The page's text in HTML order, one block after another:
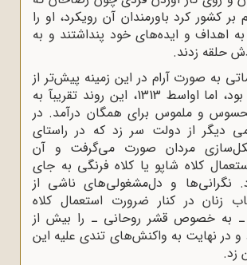
بر کشور کرد باورمندان آن رویکرد، او را
به اهداف و ایده‌هاى خود پنداشتند و به
حلقه زدند.
به صورت آرام در این زمینه پیش‌تر از
آن شروع شده بود، اما اواسط 1313، این روند تقریبآ به
و ملموس براى همگان درآمد. در
دیگر از دولت سر زد که در راستاى
مردان صورت مى‌گرفت و آن
کلاه ‌شاپو یا کلاه ‌فرنگى به جاى
نگرانى‌ها و دل‌مشغولى‌هاى ناشى از
زنان در کنار ضرورت استعمال کلاه
ـ به خصوص قشر روحانى ـ را بیش از
در نهایت به واکنش‌هاى تندى علیه این
زد.